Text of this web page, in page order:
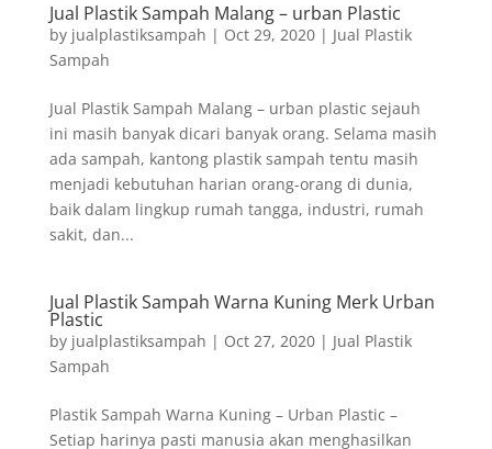
Jual Plastik Sampah Malang – urban Plastic
by jualplastiksampah | Oct 29, 2020| Jual Plastik
Sampah
Jual Plastik Sampah Malang – urban plastic sejauh
ini masih banyak dicari banyak orang. Selama masih
ada sampah, kantong plastik sampah tentu masih
menjadi kebutuhan harian orang-orang di dunia,
baik dalam lingkup rumah tangga, industri, rumah
sakit, dan...
Jual Plastik Sampah Warna Kuning Merk Urban
Plastic
by jualplastiksampah | Oct 27, 2020| Jual Plastik
Sampah
Plastik Sampah Warna Kuning – Urban Plastic –
Setiap harinya pasti manusia akan menghasilkan